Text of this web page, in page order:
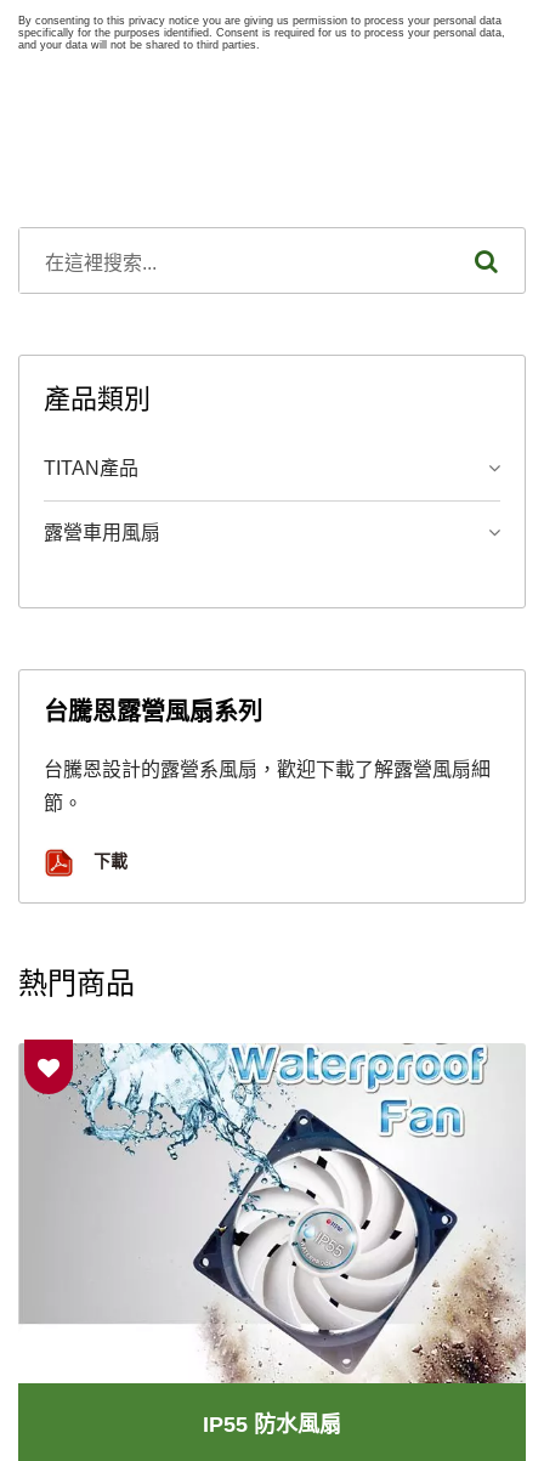
產品類別
TITAN產品
露營車用風扇
台騰恩露營風扇系列
台騰恩設計的露營系風扇，歡迎下載了解露營風扇細
節。
下載
熱門商品
IP55 防水風扇